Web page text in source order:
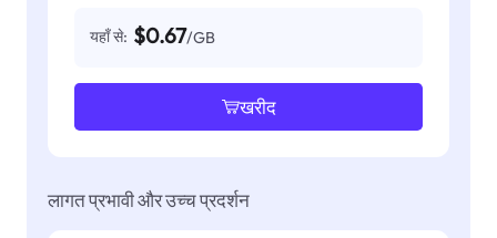
यहाँ से: $0.67/GB
खरीद
लागत प्रभावी और उच्च प्रदर्शन